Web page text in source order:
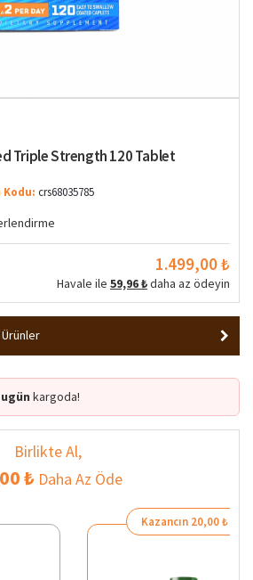
Triple Strength 120 Tablet
Kodu: crs68035785
1.499,00 ₺
Havale ile 59,96 ₺daha az ödeyin
Ürünler
kargoda!
Birlikte Al,
₺ Daha Az Öde
Kazancın 20,00 ₺